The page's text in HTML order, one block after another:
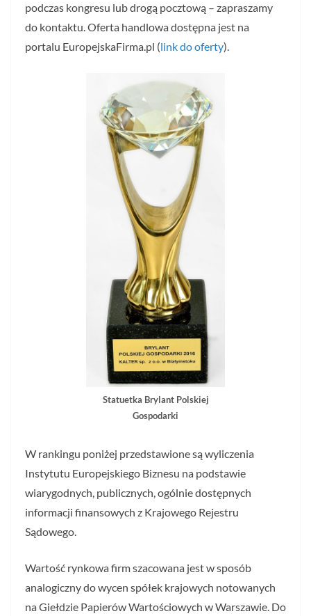
podczas kongresu lub drogą pocztową – zapraszamy
do kontaktu. Oferta handlowa dostępna jest na
portalu EuropejskaFirma.pl (link do oferty).
Statuetka Brylant Polskiej
Gospodarki
W rankingu poniżej przedstawione są wyliczenia
Instytutu Europejskiego Biznesu na podstawie
wiarygodnych, publicznych, ogólnie dostępnych
informacji finansowych z Krajowego Rejestru
Sądowego.
Wartość rynkowa firm szacowana jest w sposób
analogiczny do wycen spółek krajowych notowanych
na Giełdzie Papierów Wartościowych w Warszawie. Do